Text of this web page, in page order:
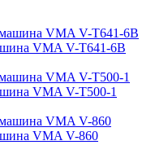
VMA V-T641-6B
VMA V-T500-1
VMA V-860